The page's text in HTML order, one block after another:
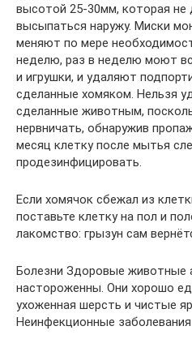
высотой 25-30мм, которая не
высыпаться наружу. Миски
меняют по мере
неделю, раз в неделю моют
и игрушки, и удаляют
сделанные хомяком. Нельзя
сделанные животным,
нервничать, обнаружив
месяц клетку после мытья
продезинфицировать.
Если хомячок сбежал из
поставьте клетку на пол и
лакомство: грызун сам
Болезни Здоровые животные
настороженны. Они хорошо
ухоженная шерсть и чистые
Неинфекционные заболевания